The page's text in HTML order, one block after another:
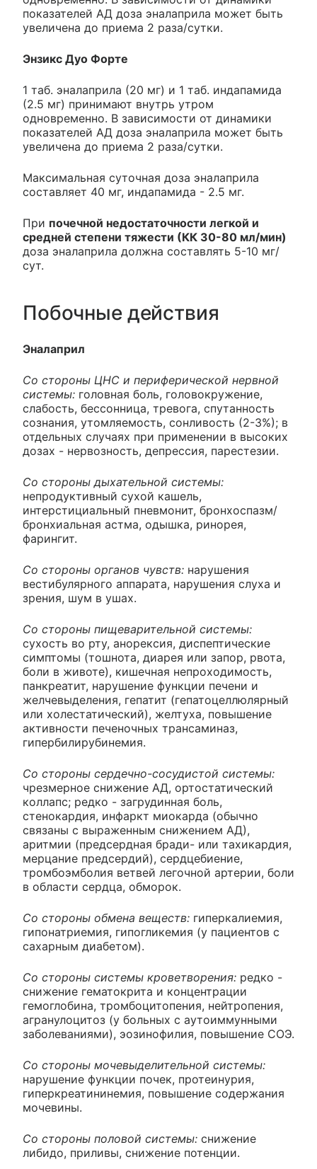
показателей АД доза эналаприла может быть
увеличена до приема 2 раза/сутки.
Энзикс Дуо Форте
1 таб. эналаприла (20 мг) и 1 таб. индапамида
(2.5 мг) принимают внутрь утром
одновременно. В зависимости от динамики
показателей АД доза эналаприла может быть
увеличена до приема 2 раза/сутки.
Максимальная суточная доза эналаприла
составляет 40 мг, индапамида - 2.5 мг.
При почечной недостаточности легкой и
средней степени тяжести (КК 30-80 мл/мин)
доза эналаприла должна составлять 5-10 мг/
сут.
Побочные действия
Эналаприл
Со стороны ЦНС и периферической нервной
системы: головная боль, головокружение,
слабость, бессонница, тревога, спутанность
сознания, утомляемость, сонливость (2-3%); в
отдельных случаях при применении в высоких
дозах - нервозность, депрессия, парестезии.
Со стороны дыхательной системы:
непродуктивный сухой кашель,
интерстициальный пневмонит, бронхоспазм/
бронхиальная астма, одышка, ринорея,
фарингит.
Со стороны органов чувств: нарушения
вестибулярного аппарата, нарушения слуха и
зрения, шум в ушах.
Со стороны пищеварительной системы:
сухость во рту, анорексия, диспептические
симптомы (тошнота, диарея или запор, рвота,
боли в животе), кишечная непроходимость,
панкреатит, нарушение функции печени и
желчевыделения, гепатит (гепатоцеллюлярный
или холестатический), желтуха, повышение
активности печеночных трансаминаз,
гипербилирубинемия.
Со стороны сердечно-сосудистой системы:
чрезмерное снижение АД, ортостатический
коллапс; редко - загрудинная боль,
стенокардия, инфаркт миокарда (обычно
связаны с выраженным снижением АД),
аритмии (предсердная бради- или тахикардия,
мерцание предсердий), сердцебиение,
тромбоэмболия ветвей легочной артерии, боли
в области сердца, обморок.
Со стороны обмена веществ: гиперкалиемия,
гипонатриемия, гипогликемия (у пациентов с
сахарным диабетом).
Со стороны системы кроветворения: редко -
снижение гематокрита и концентрации
гемоглобина, тромбоцитопения, нейтропения,
агранулоцитоз (у больных с аутоиммунными
заболеваниями), эозинофилия, повышение СОЭ.
Со стороны мочевыделительной системы:
нарушение функции почек, протеинурия,
гиперкреатининемия, повышение содержания
мочевины.
Со стороны половой системы: снижение
либидо, приливы, снижение потенции.